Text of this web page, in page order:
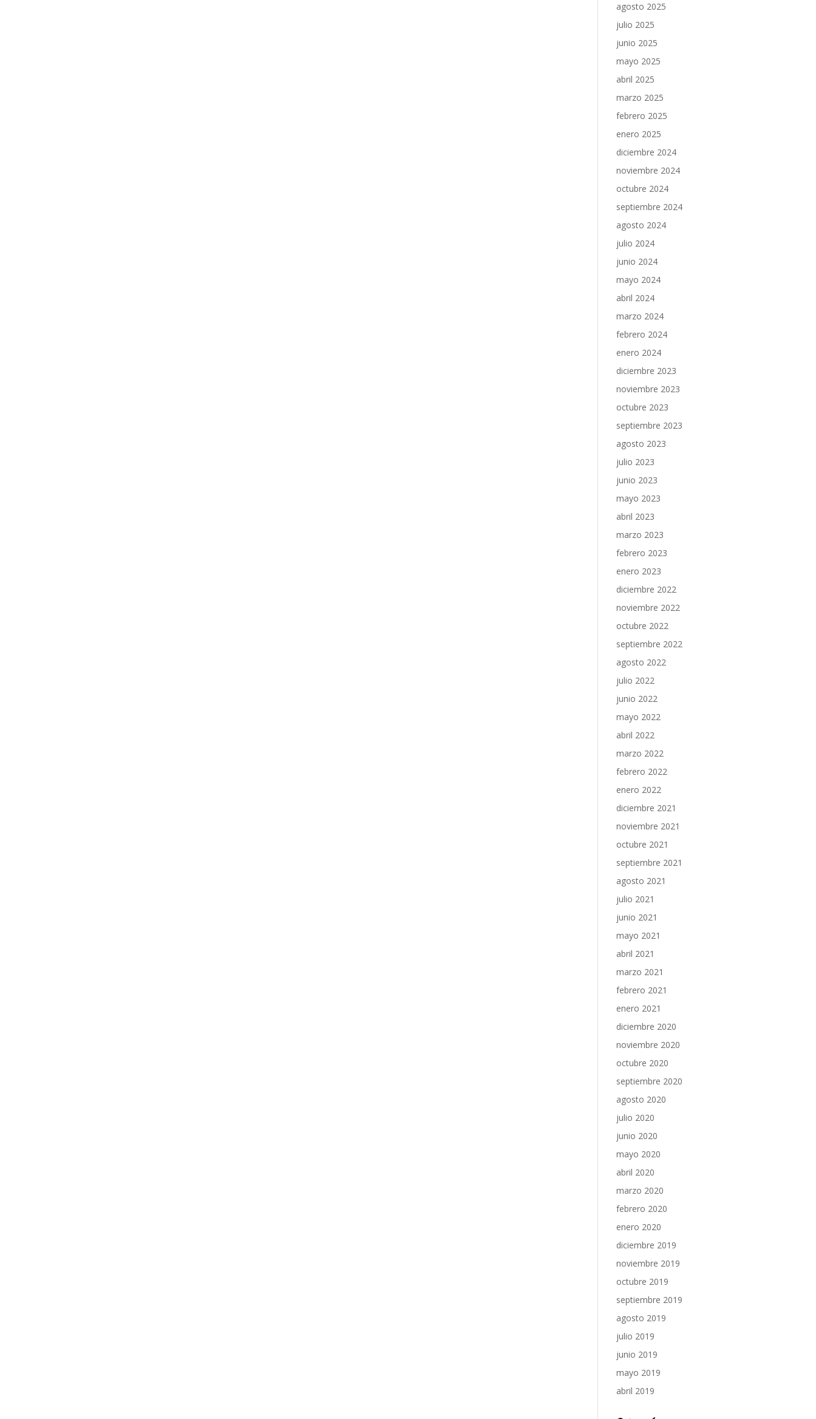
agosto 2025
julio 2025
junio 2025
mayo 2025
abril 2025
marzo 2025
febrero 2025
enero 2025
diciembre 2024
noviembre 2024
octubre 2024
septiembre 2024
agosto 2024
julio 2024
junio 2024
mayo 2024
abril 2024
marzo 2024
febrero 2024
enero 2024
diciembre 2023
noviembre 2023
octubre 2023
septiembre 2023
agosto 2023
julio 2023
junio 2023
mayo 2023
abril 2023
marzo 2023
febrero 2023
enero 2023
diciembre 2022
noviembre 2022
octubre 2022
septiembre 2022
agosto 2022
julio 2022
junio 2022
mayo 2022
abril 2022
marzo 2022
febrero 2022
enero 2022
diciembre 2021
noviembre 2021
octubre 2021
septiembre 2021
agosto 2021
julio 2021
junio 2021
mayo 2021
abril 2021
marzo 2021
febrero 2021
enero 2021
diciembre 2020
noviembre 2020
octubre 2020
septiembre 2020
agosto 2020
julio 2020
junio 2020
mayo 2020
abril 2020
marzo 2020
febrero 2020
enero 2020
diciembre 2019
noviembre 2019
octubre 2019
septiembre 2019
agosto 2019
julio 2019
junio 2019
mayo 2019
abril 2019